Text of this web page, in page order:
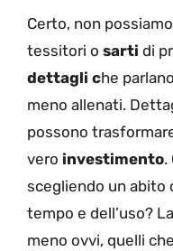
Certo, non
tessitori o sarti di
dettagli che
meno allenati.
possono
vero investimento.
scegliendo un abito
tempo e dell’uso?
meno ovvi, quelli